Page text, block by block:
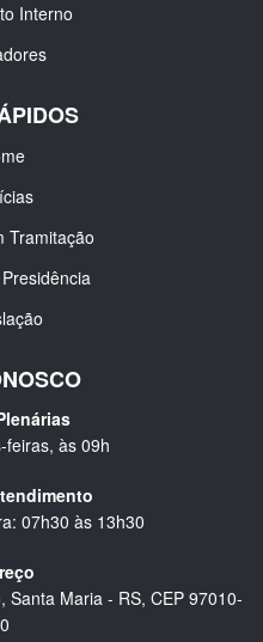
Interno
Tramitação
feiras, às 09h
07h30 às 13h30
Santa Maria - RS, CEP 97010-